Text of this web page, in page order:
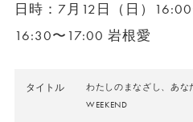
日時：7月12日（日）
16:30〜17:00 岩根愛
タイトル
わたしのまなざし、あな
WEEKEND